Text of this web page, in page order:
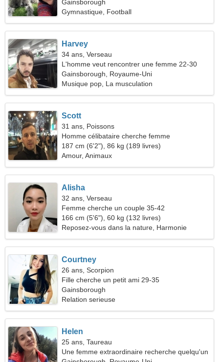
41
Gainsborough
Gymnastique, Football
Harvey
34 ans, Verseau
L'homme veut rencontrer une femme 22-30
Gainsborough, Royaume-Uni
Musique pop, La musculation
Scott
31 ans, Poissons
Homme célibataire cherche femme
187 cm (6'2"), 86 kg (189 livres)
Amour, Animaux
Alisha
32 ans, Verseau
Femme cherche un couple 35-42
166 cm (5'6"), 60 kg (132 livres)
Reposez-vous dans la nature, Harmonie
intérieure
Courtney
26 ans, Scorpion
Fille cherche un petit ami 29-35
Gainsborough
Relation serieuse
Helen
25 ans, Taureau
Une femme extraordinaire recherche quelqu'un